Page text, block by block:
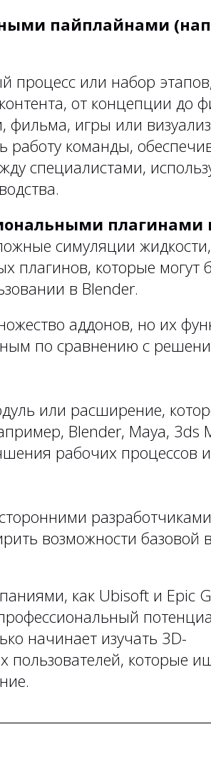
пайплайнами
процесс или набор
от концепции до
фильма, игры или
работу команды,
специалистами,
плагинами
симуляции
плагинов, которые могут
в Blender.
аддонов, но их
по сравнению с
или расширение,
Blender, Maya, 3ds
рабочих процессов
возможности базовой
как Ubisoft и Epic
начинает изучать 3D-
которые